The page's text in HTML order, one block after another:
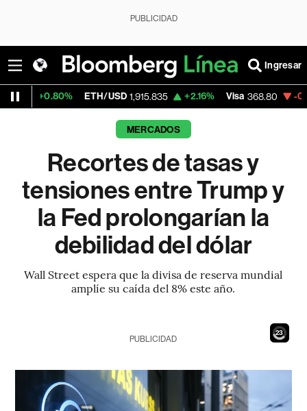
PUBLICIDAD
Ingresar
ETH/USD 1,915.835 +2.16% Visa 368.80 -0.21%
MERCADOS
Recortes de tasas y
tensiones entre Trump y
la Fed prolongarían la
debilidad del dólar
Wall Street espera que la divisa de reserva mundial
amplíe su caída del 8% este año.
21
PUBLICIDAD